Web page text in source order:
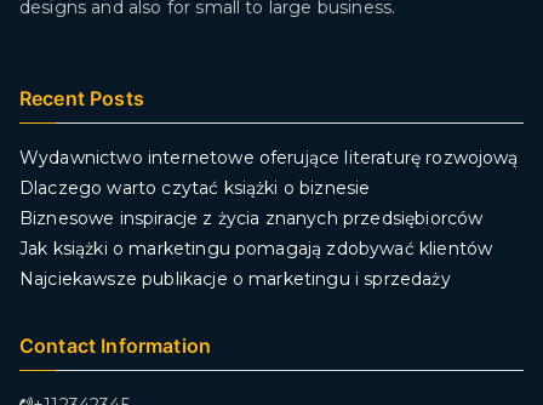
designs and also for small to large business.
Recent Posts
Wydawnictwo internetowe oferujące literaturę rozwojową
Dlaczego warto czytać książki o biznesie
Biznesowe inspiracje z życia znanych przedsiębiorców
Jak książki o marketingu pomagają zdobywać klientów
Najciekawsze publikacje o marketingu i sprzedaży
Contact Information